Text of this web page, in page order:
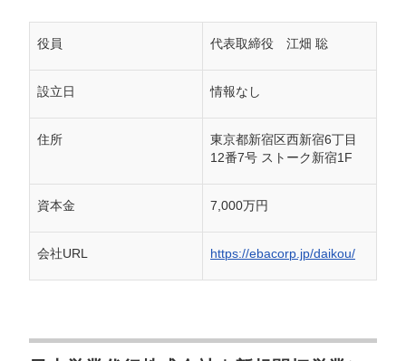
役員 代表取締役 江畑 聡
設立日 情報なし
住所
東京都新宿区西新宿6丁目
12番7号 ストーク新宿1F
資本金 7,000万円
会社URL https://ebacorp.jp/daikou/